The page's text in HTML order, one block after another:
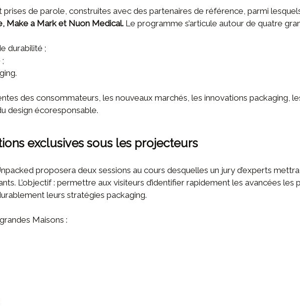
prises de parole, construites avec des partenaires de référence, parmi
Make a Mark et Nuon Medical. Le programme s’articule autour de quatre
durabilité ;
des consommateurs, les nouveaux marchés, les innovations packaging,
design écoresponsable.
exclusives sous les projecteurs
proposera deux sessions au cours desquelles un jury d’experts
L’objectif : permettre aux visiteurs d’identifier rapidement les avancées les
leurs stratégies packaging.
Maisons :